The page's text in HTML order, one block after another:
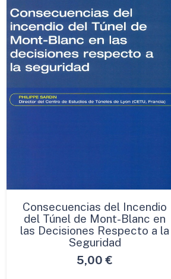
Consecuencias del Incendio
del Túnel de Mont-Blanc en
las Decisiones Respecto a la
Seguridad
5,00 €